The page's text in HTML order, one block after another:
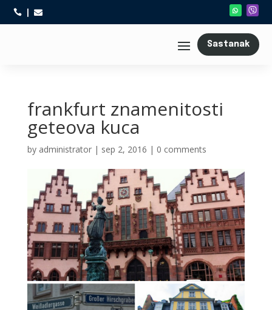
 
Sastanak
frankfurt znamenitosti
geteova kuca
by administrator| sep 2, 2016 | 0 comments